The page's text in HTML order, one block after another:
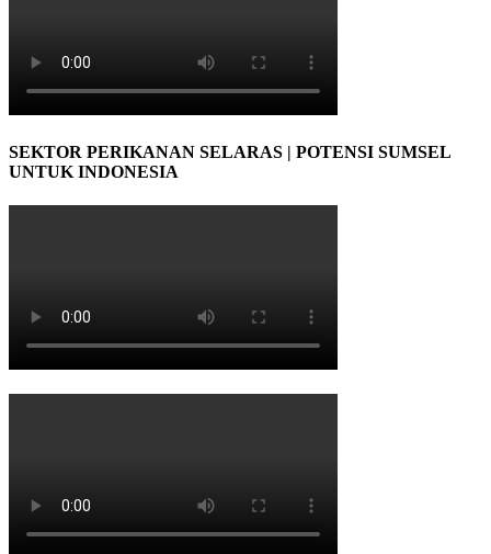
SEKTOR PERIKANAN SELARAS | POTENSI SUMSEL
UNTUK INDONESIA